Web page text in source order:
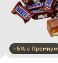
+5% с Премиум